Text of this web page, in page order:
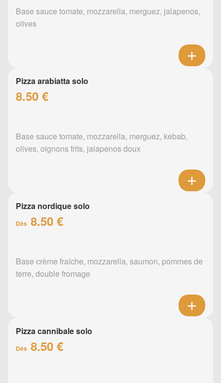
Base sauce tomate, mozzarella, merguez, jalapenos,
olives
Pizza arabiatta solo
8.50 €
Base sauce tomate, mozzarella, merguez, kebab,
olives, oignons frits, jalapenos doux
Pizza nordique solo
Dès 8.50 €
Base crème fraîche, mozzarella, saumon, pommes de
terre, double fromage
Pizza cannibale solo
Dès 8.50 €